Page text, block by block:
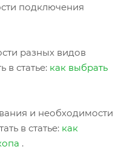
подключения
разных видов
статье: как выбрать
и необходимости
в статье: как
.